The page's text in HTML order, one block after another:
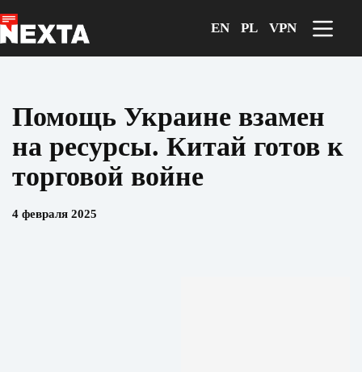
к
сути
EN PL VPN
Помощь Украине взамен
на ресурсы. Китай готов к
торговой войне
4 февраля 2025